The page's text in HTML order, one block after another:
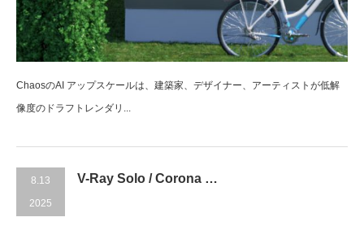
ChaosのAI アップスケールは、建築家、デザイナー、アーティストが低解
像度のドラフトレンダリ...
8.13
2025
V-Ray Solo / Corona …